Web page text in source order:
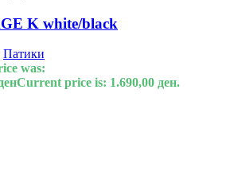
K white/black
Патики
was:
Current price is: 1.690,00 ден.